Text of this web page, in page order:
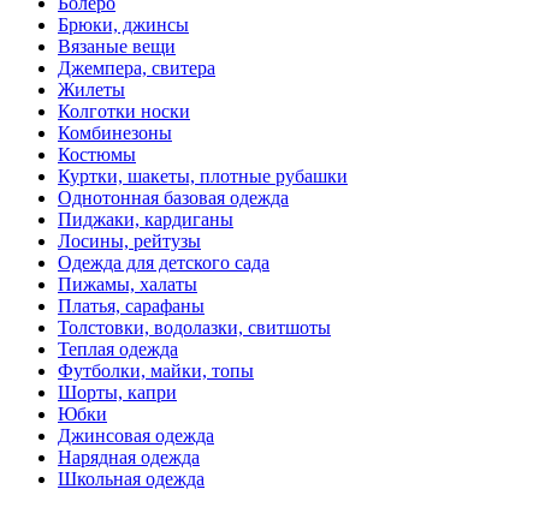
Брюки, джинсы
Вязаные вещи
Джемпера, свитера
Жилеты
Колготки носки
Комбинезоны
Костюмы
Куртки, шакеты, плотные рубашки
Однотонная базовая одежда
Пиджаки, кардиганы
Лосины, рейтузы
Одежда для детского сада
Пижамы, халаты
Платья, сарафаны
Толстовки, водолазки, свитшоты
Теплая одежда
Футболки, майки, топы
Шорты, капри
Юбки
Джинсовая одежда
Нарядная одежда
Школьная одежда